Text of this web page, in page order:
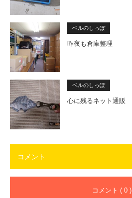
ベルのしっぽ
昨夜も倉庫整理
ベルのしっぽ
心に残るネット通販
コメント
コメント ( 0 )